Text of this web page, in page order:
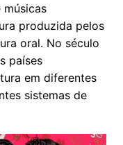
produzida pelos
oral. No século
países
em diferentes
sistemas de